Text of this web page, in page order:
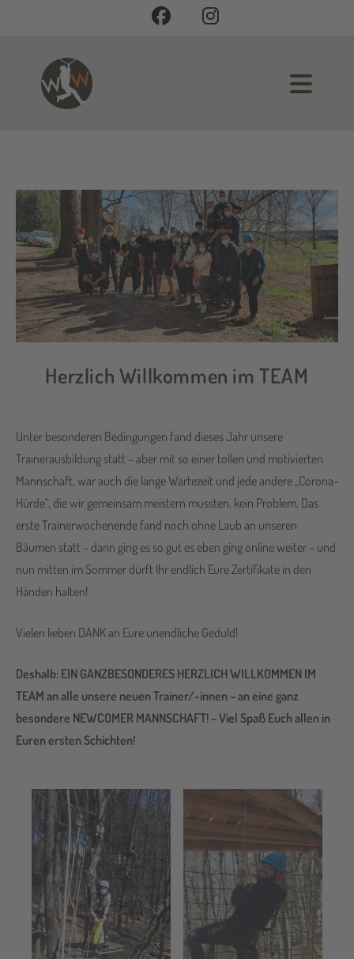
Herzlich Willkommen im TEAM
Unter besonderen Bedingungen fand dieses Jahr unsere
Trainerausbildung statt – aber mit so einer tollen und motivierten
Mannschaft, war auch die lange Wartezeit und jede andere „Corona-
Hürde“, die wir gemeinsam meistern mussten, kein Problem. Das
erste Trainerwochenende fand noch ohne Laub an unseren
Bäumen statt – dann ging es so gut es eben ging online weiter – und
nun mitten im Sommer dürft Ihr endlich Eure Zertifikate in den
Händen halten!
Vielen lieben DANK an Eure unendliche Geduld!
Deshalb: EIN GANZBESONDERES HERZLICH WILLKOMMEN IM
TEAM an alle unsere neuen Trainer/-innen – an eine ganz
besondere NEWCOMER MANNSCHAFT! – Viel Spaß Euch allen in
Euren ersten Schichten!